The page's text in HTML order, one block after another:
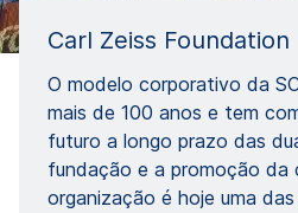
Carl Zeiss Foundation
O modelo corporativo da
mais de 100 anos e tem
futuro a longo prazo das
fundação e a promoção da
organização é hoje uma